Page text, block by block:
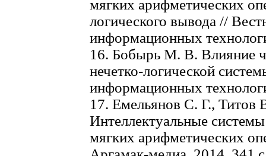
мягких арифметических
логического вывода //
информационных
16. Бобырь М. В. Влияние
нечетко-логической
информационных
17. Емельянов С. Г.,
Интеллектуальные
мягких арифметических